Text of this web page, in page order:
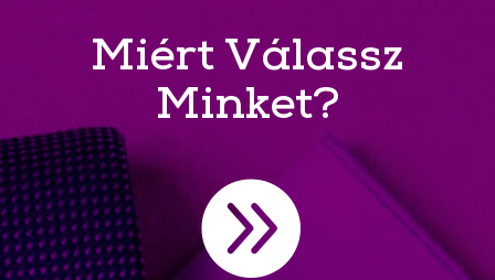
Miért Válassz
Minket?
